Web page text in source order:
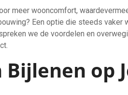
meer wooncomfort,
Een optie die steeds vaker
we de voordelen en
op